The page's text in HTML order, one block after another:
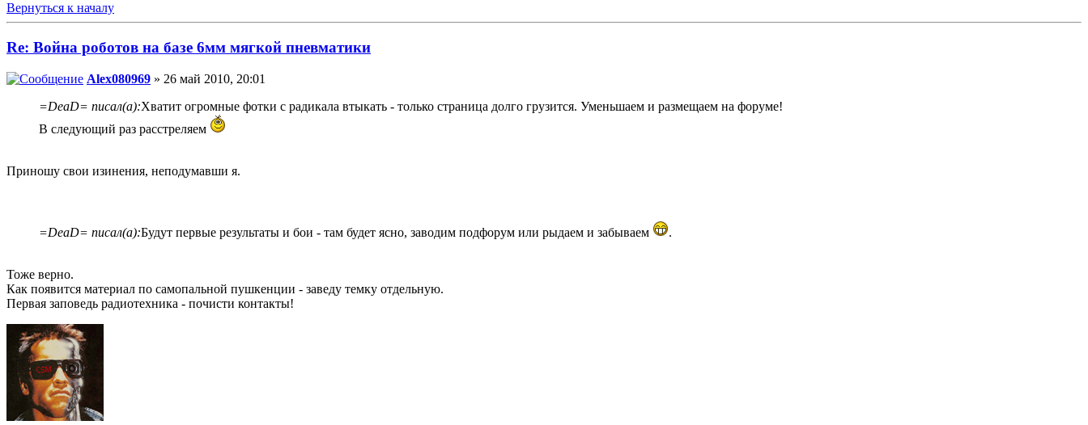
Вернуться к началу
Re: Война роботов на базе 6мм мягкой пневматики
Alex080969 » 26 май 2010, 20:01
=DeaD= писал(а):Хватит огромные фотки с радикала втыкать - только страница долго грузится. Уменьшаем и размещаем на форуме!
В следующий раз расстреляем
Приношу свои изинения, неподумавши я.
=DeaD= писал(а):Будут первые результаты и бои - там будет ясно, заводим подфорум или рыдаем и забываем .
Тоже верно.
Как появится материал по самопальной пушкенции - заведу темку отдельную.
Первая заповедь радиотехника - почисти контакты!